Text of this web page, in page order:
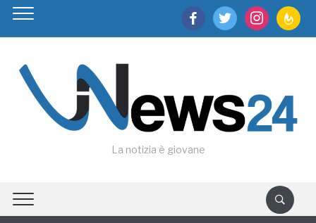
facebooktwitter instagram
La notizia è giovane